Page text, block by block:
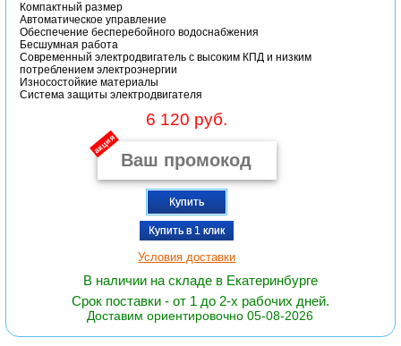
Компактный размер
Автоматическое управление
Обеспечение бесперебойного водоснабжения
Бесшумная работа
Современный электродвигатель с высоким КПД и низким
потреблением электроэнергии
Износостойкие материалы
Система защиты электродвигателя
6 120 руб.
акция
Купить
Купить в 1 клик
Условия доставки
В наличии на складе в Екатеринбурге
Срок поставки - от 1 до 2-х рабочих дней.
Доставим ориентировочно 05-08-2026